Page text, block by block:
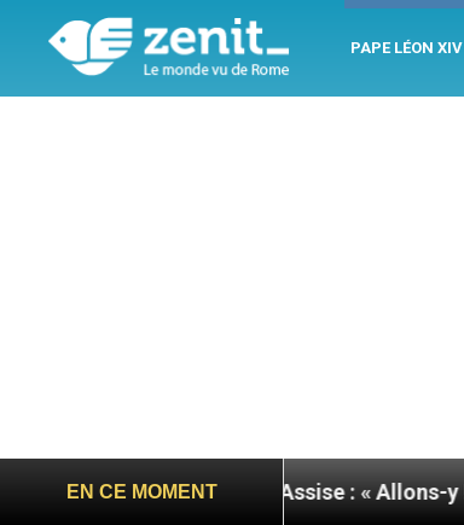
PAPE LÉON XIV
EN CE MOMENT
du pape à Assise : « Allons-y ! Let’s go ! »